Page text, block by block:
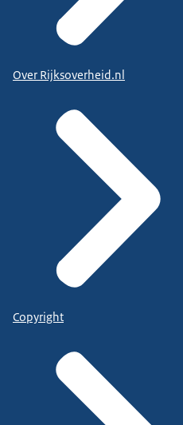
Over Rijksoverheid.nl
Copyright